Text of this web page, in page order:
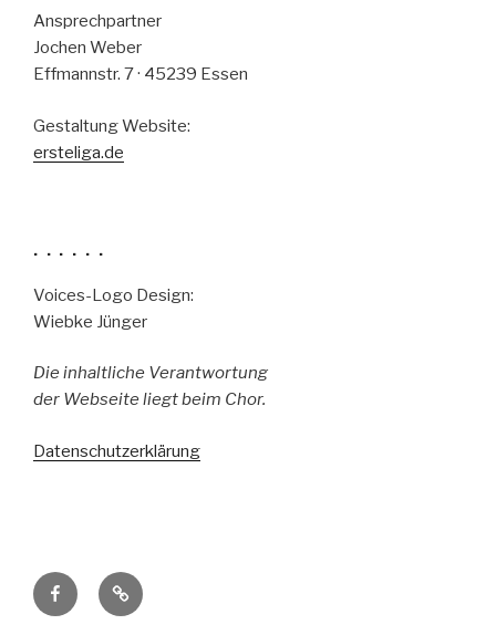
Ansprechpartner
Jochen Weber
Effmannstr. 7 · 45239 Essen
Gestaltung Website:
ersteliga.de
. . . . . .
Voices-Logo Design:
Wiebke Jünger
Die inhaltliche Verantwortung
der Webseite liegt beim Chor.
Datenschutzerklärung
FacebookPressestimmen